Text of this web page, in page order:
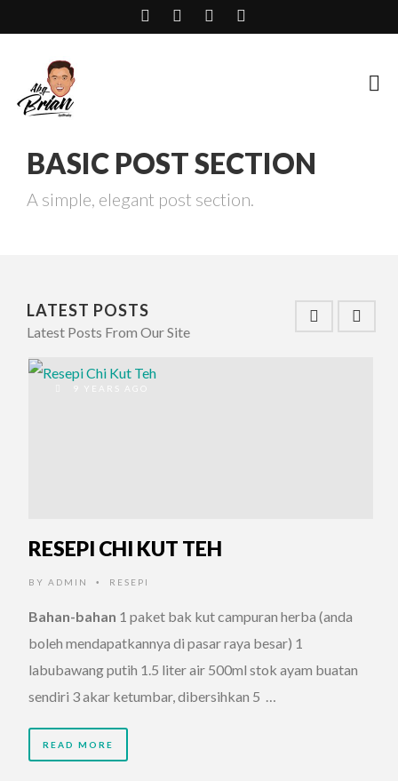
BASIC POST SECTION
A simple, elegant post section.
LATEST POSTS
Latest Posts From Our Site
9 YEARS AGO
RESEPI CHI KUT TEH
BY ADMIN • RESEPI
Bahan-bahan 1 paket bak kut campuran herba (anda
boleh mendapatkannya di pasar raya besar) 1
labubawang putih 1.5 liter air 500ml stok ayam buatan
sendiri 3 akar ketumbar, dibersihkan 5 …
READ MORE